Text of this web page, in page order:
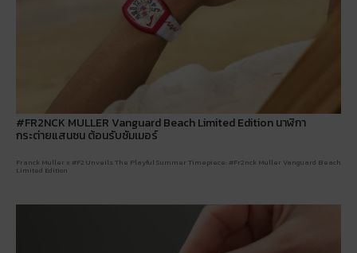
#FR2NCK MULLER Vanguard Beach Limited Edition นาฬิกา
กระต่ายแสนซน ต้อนรับซัมเมอร์
Franck Muller x #F2 Unveils The Playful Summer Timepiece: #Fr2nck Muller Vanguard Beach
Limited Edition